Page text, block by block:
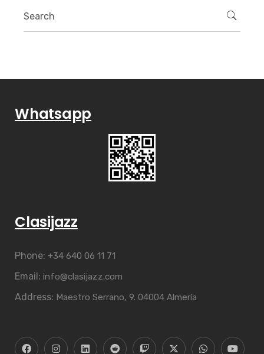
Whatsapp
Clasijazz
Phone: +34 640 06 11 71
Email: info@clasijazz.com
Address: Maestro Serrano, 9. 04004 Almería